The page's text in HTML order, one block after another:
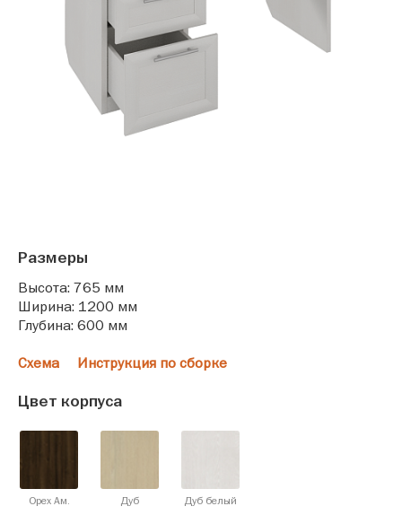
Размеры
Высота: 765 мм
Ширина: 1200 мм
Глубина: 600 мм
Схема Инструкция по сборке
Цвет корпуса
Орех Ам. Дуб Дуб белый